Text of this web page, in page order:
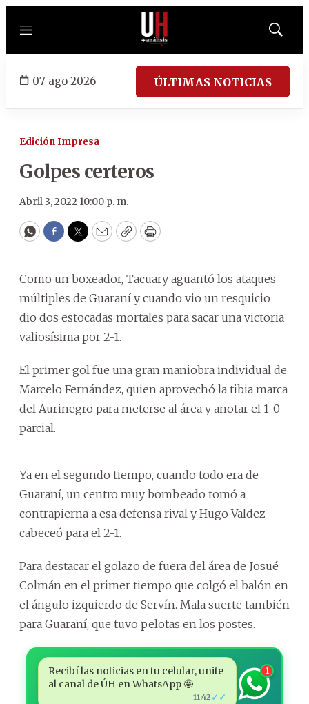
Menú
Mostrar
07 ago 2026 ÚLTIMAS NOTICIAS
Edición Impresa
Golpes certeros
Abril 3, 2022 10:00 p. m.
WhatsApp
Facebook
Twitter
EmailCopyPrint
Como un boxeador, Tacuary aguantó los ataques
múltiples de Guaraní y cuando vio un resquicio
dio dos estocadas mortales para sacar una victoria
valiosísima por 2-1.
El primer gol fue una gran maniobra individual de
Marcelo Fernández, quien aprovechó la tibia marca
del Aurinegro para meterse al área y anotar el 1-0
parcial.
Ya en el segundo tiempo, cuando todo era de
Guaraní, un centro muy bombeado tomó a
contrapierna a esa defensa rival y Hugo Valdez
cabeceó para el 2-1.
Para destacar el golazo de fuera del área de Josué
Colmán en el primer tiempo que colgó el balón en
el ángulo izquierdo de Servín. Mala suerte también
para Guaraní, que tuvo pelotas en los postes.
Recibí las noticias en tu celular, unite
al canal de ÚH en WhatsApp 🤩
11:42 ✓✓
1